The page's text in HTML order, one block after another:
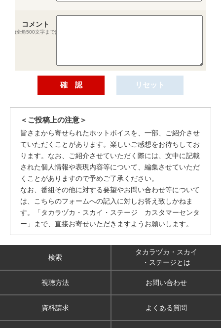
コメント
(全角500文字まで)
＜ご投稿上の注意＞
皆さまから寄せられたホットボイスを、一部、ご紹介させ
ていただくことがあります。楽しいご感想をお待ちしてお
ります。なお、ご紹介させていただく際には、文中に記載
された個人情報や表現内容等について、編集させていただ
くことがありますので予めご了承ください。
なお、番組その他に対する要望やお問い合わせ等について
は、こちらのフォームへの記入に対しお答え致しかねま
す。「タカラヅカ・スカイ・ステージ カスタマーセンタ
ー」まで、直接お寄せいただきますようお願いします。
検索
タカラヅカ・スカイ
・ステージとは
視聴方法 お問い合わせ
資料請求 よくある質問